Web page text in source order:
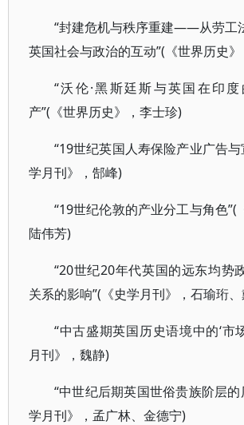
“封建危机与秩序重建——从劳工
英国社会与政治的互动”(《世界历史
“沃伦·黑斯廷斯与英国在印
产”(《世界历史》，李士珍)
“19世纪英国人寿保险产业广告与
学月刊》，郜峰)
“19世纪伦敦的产业分工与角色”(
陆伟芳)
“20世纪20年代英国的远东均势
关系的影响”(《史学月刊》，石瑜珩
“中古盛期英国历史语境中的‘市
月刊》，魏静)
“中世纪后期英国世俗贵族阶层的
学月刊》，孟广林、金德宁)